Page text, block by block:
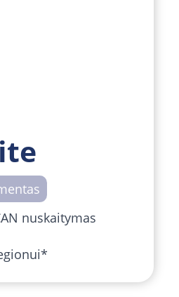
nuskaitymas